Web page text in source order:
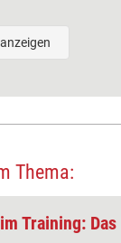
Thema: